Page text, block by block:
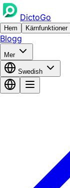
DictoGo
Hem Kärnfunktioner
Blogg
Mer
Swedish